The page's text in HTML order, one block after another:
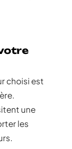
choisi est
une
les